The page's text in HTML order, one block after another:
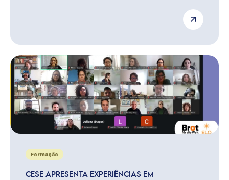
Formação
CESE APRESENTA EXPERIÊNCIAS EM